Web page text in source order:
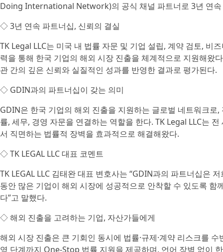
Doing International Network)의 공식 채널 파트너로 3년 연속
◇ 3년 연속 파트너십, 신뢰의 결실
TK Legal LLC는 미국 내 법률 자문 및 기업 설립, 계약 검토, 비
력을 통해 한국 기업의 해외 시장 진출을 체계적으로 지원해왔
관 간의 깊은 신뢰와 실질적인 성과를 반영한 결과로 평가된다.
◇ GDIN과의 파트너십이 갖는 의미
GDIN은 한국 기업의 해외 진출을 지원하는 글로벌 네트워크
률, 세무, 경영 자문을 연결하는 역할을 한다. TK Legal LLC는
서 직면하는 법률적 장벽을 효과적으로 해결해왔다.
◇ TK LEGAL LLC 대표 코멘트
TK LEGAL LLC 김태완 대표 변호사는 “GDIN과의 파트너십은
동안 많은 기업이 해외 시장에 성공적으로 안착할 수 있도록
다”고 말했다.
◇ 해외 진출을 고려하는 기업, 자산가들에게
해외 시장 진출은 큰 기회인 동시에 법률·규제·계약 리스크를
영 단계까지 One-Stop 법률 지원을 제공하며, 언어 장벽 없이